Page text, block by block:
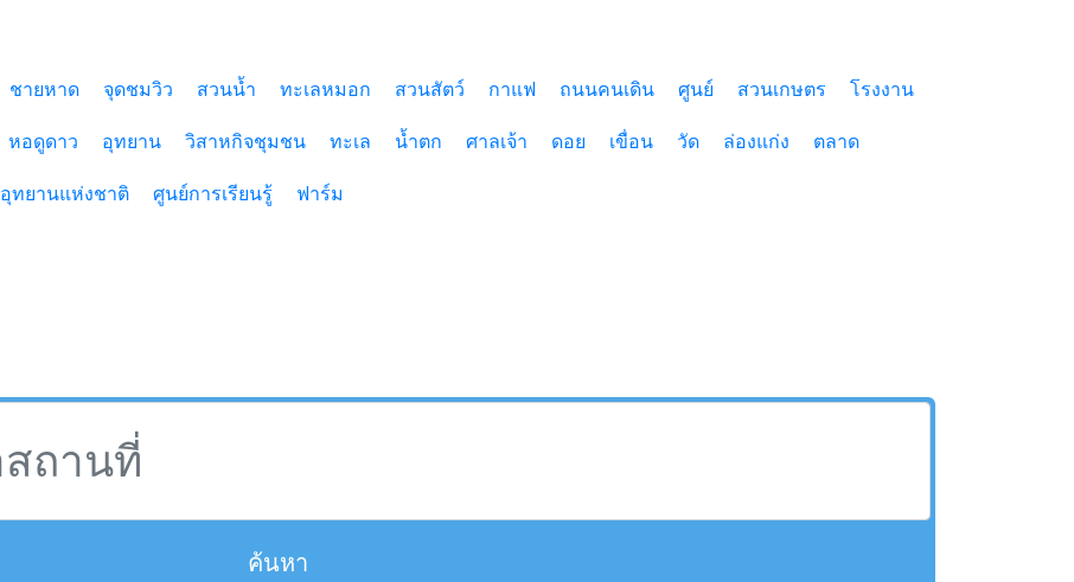
ชายหาด จุดชมวิว สวนน้ำ ทะเลหมอก สวนสัตว์ กาแฟ ถนนคนเดิน ศูนย์ สวนเกษตร โรงงาน
หอดูดาว อุทยาน วิสาหกิจชุมชน ทะเล น้ำตก ศาลเจ้า ดอย เขื่อน วัด ล่องแก่ง ตลาด
อุทยานแห่งชาติ ศูนย์การเรียนรู้ ฟาร์ม
ค้นหา